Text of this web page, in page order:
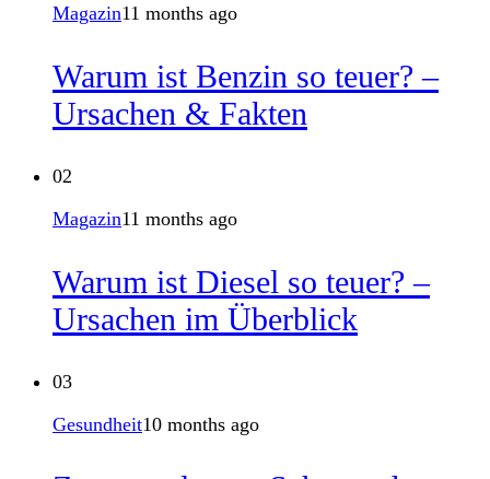
Magazin11 months ago
Warum ist Benzin so teuer? –
Ursachen & Fakten
02
Magazin11 months ago
Warum ist Diesel so teuer? –
Ursachen im Überblick
03
Gesundheit10 months ago